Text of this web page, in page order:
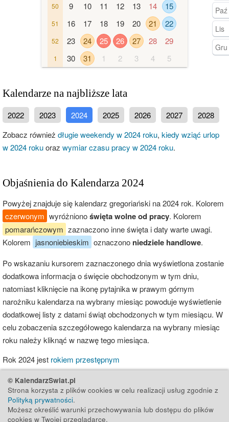
50 9 10 11 12 13 14 15
51 16 17 18 19 20 21 22
52 23 24 25 26 27 28 29
1 30 31 1 2 3 4 5
Paź
Lis
Gru
Kalendarze na najbliższe lata
2022 2023 2024 2025 2026 2027
2028
Zobacz również długie weekendy w 2024 roku, kiedy wziąć urlop
w 2024 rokuoraz wymiar czasu pracy w 2024 roku.
Objaśnienia do Kalendarza 2024
Powyżej znajduje się kalendarz gregoriański na 2024 rok. Kolorem
czerwonym wyróżnionoświęta wolne od pracy. Kolorem
pomarańczowym zaznaczono inne święta i daty warte uwagi.
Kolorem jasnoniebieskim oznaczono niedziele handlowe.
Po wskazaniu kursorem zaznaczonego dnia wyświetlona zostanie
dodatkowa informacja o święcie obchodzonym w tym dniu,
natomiast kliknięcie na ikonę pytajnika w prawym górnym
narożniku kalendarza na wybrany miesiąc powoduje wyświetlenie
dodatkowej listy z datami świąt obchodzonych w tym miesiącu. W
celu zobaczenia szczegółowego kalendarza na wybrany miesiąc
roku należy kliknąć w nazwę tego miesiąca.
Rok 2024 jest rokiem przestępnym
© KalendarzSwiat.pl
Strona korzysta z plików cookies w celu realizacji usług zgodnie z
Polityką prywatności.
Możesz określić warunki przechowywania lub dostępu do plików
cookies w Twojej przeglądarce.